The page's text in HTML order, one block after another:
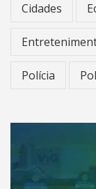
Cidades
Polícia